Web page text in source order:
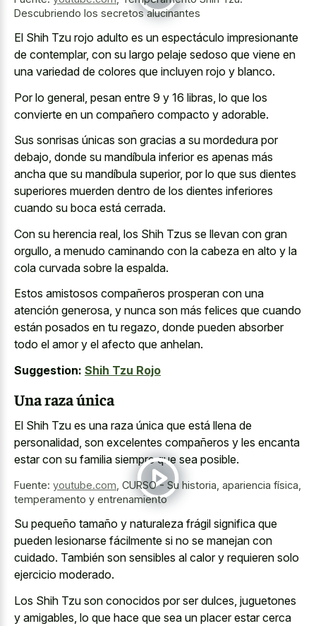
Descubriendo los secretos alucinantes
El Shih Tzu rojo adulto es un espectáculo impresionante
de contemplar, con su largo pelaje sedoso que viene en
una variedad de colores que incluyen rojo y blanco.
Por lo general, pesan entre 9 y 16 libras, lo que los
convierte en un compañero compacto y adorable.
Sus sonrisas únicas son gracias a su mordedura por
debajo, donde su mandíbula inferior es apenas más
ancha que su mandíbula superior, por lo que sus dientes
superiores muerden dentro de los dientes inferiores
cuando su boca está cerrada.
Con su herencia real, los Shih Tzus se llevan con gran
orgullo, a menudo caminando con la cabeza en alto y la
cola curvada sobre la espalda.
Estos amistosos compañeros prosperan con una
atención generosa, y nunca son más felices que cuando
están posados en tu regazo, donde pueden absorber
todo el amor y el afecto que anhelan.
Suggestion: Shih Tzu Rojo
Una raza única
El Shih Tzu es una raza única que está llena de
personalidad, son excelentes compañeros y les encanta
estar con su familia siempre que sea posible.
Fuente: youtube.com CURSO - Su historia, apariencia física,
temperamento y entrenamiento
Su pequeño tamaño y naturaleza frágil significa que
pueden lesionarse fácilmente si no se manejan con
cuidado. También son sensibles al calor y requieren solo
ejercicio moderado.
Los Shih Tzu son conocidos por ser dulces, juguetones
y amigables, lo que hace que sea un placer estar cerca